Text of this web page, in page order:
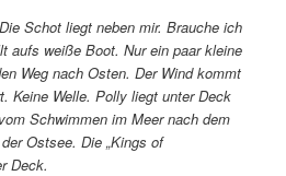
Schot liegt neben mir. Brauche ich
aufs weiße Boot. Nur ein paar kleine
Weg nach Osten. Der Wind kommt
Keine Welle. Polly liegt unter Deck
Schwimmen im Meer nach dem
Ostsee. Die „Kings of
Deck.